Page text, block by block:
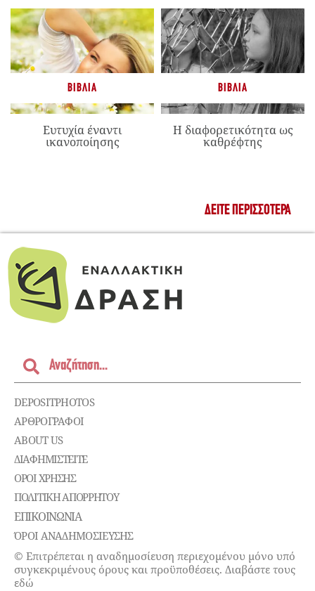
ΒΙΒΛΊΑ
Ευτυχία έναντι
ικανοποίησης
ΒΙΒΛΊΑ
Η διαφορετικότητα ως
καθρέφτης
ΔΕΊΤΕ ΠΕΡΙΣΣΌΤΕΡΑ
DEPOSITPHOTOS
ΑΡΘΡΟΓΡΑΦΟΙ
ABOUT US
ΔΙΑΦΗΜΙΣΤΕΊΤΕ
ΌΡΟΙ ΧΡΉΣΗΣ
ΠΟΛΙΤΙΚΉ ΑΠΟΡΡΉΤΟΥ
ΕΠΙΚΟΙΝΩΝΊΑ
ΌΡΟΙ ΑΝΑΔΗΜΟΣΙΕΥΣΗΣ
© Επιτρέπεται η αναδημοσίευση περιεχομένου μόνο υπό
συγκεκριμένους όρους και προϋποθέσεις. Διαβάστε τους
εδώ